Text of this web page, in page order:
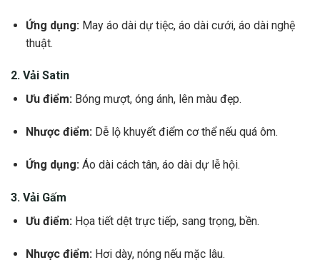
Ứng dụng: May áo dài dự tiệc, áo dài cưới, áo dài nghệ
thuật.
2. Vải Satin
Ưu điểm:Bóng mượt, óng ánh, lên màu đẹp.
Nhược điểm:Dễ lộ khuyết điểm cơ thể nếu quá ôm.
Ứng dụng:Áo dài cách tân, áo dài dự lễ hội.
3. Vải Gấm
Ưu điểm: Họa tiết dệt trực tiếp, sang trọng, bền.
Nhược điểm: Hơi dày, nóng nếu mặc lâu.